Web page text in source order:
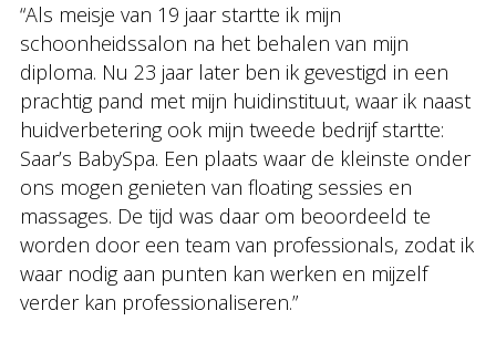
“Als meisje van 19 jaar startte ik mijn
schoonheidssalon na het behalen van mijn
diploma. Nu 23 jaar later ben ik gevestigd in een
prachtig pand met mijn huidinstituut, waar ik naast
huidverbetering ook mijn tweede bedrijf startte:
Saar’s BabySpa. Een plaats waar de kleinste onder
ons mogen genieten van floating sessies en
massages. De tijd was daar om beoordeeld te
worden door een team van professionals, zodat ik
waar nodig aan punten kan werken en mijzelf
verder kan professionaliseren.”